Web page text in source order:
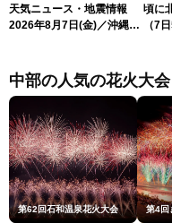
天気ニュース・地震情報
2026年8月7日(金)／沖縄・
スLiVEモーニング・松本真
央／有賀哲夫〉
頃に
（7
中部の人気の花火大会
第62回石和温泉花火大会 第4回